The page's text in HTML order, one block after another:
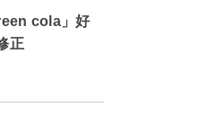
cola」好
正